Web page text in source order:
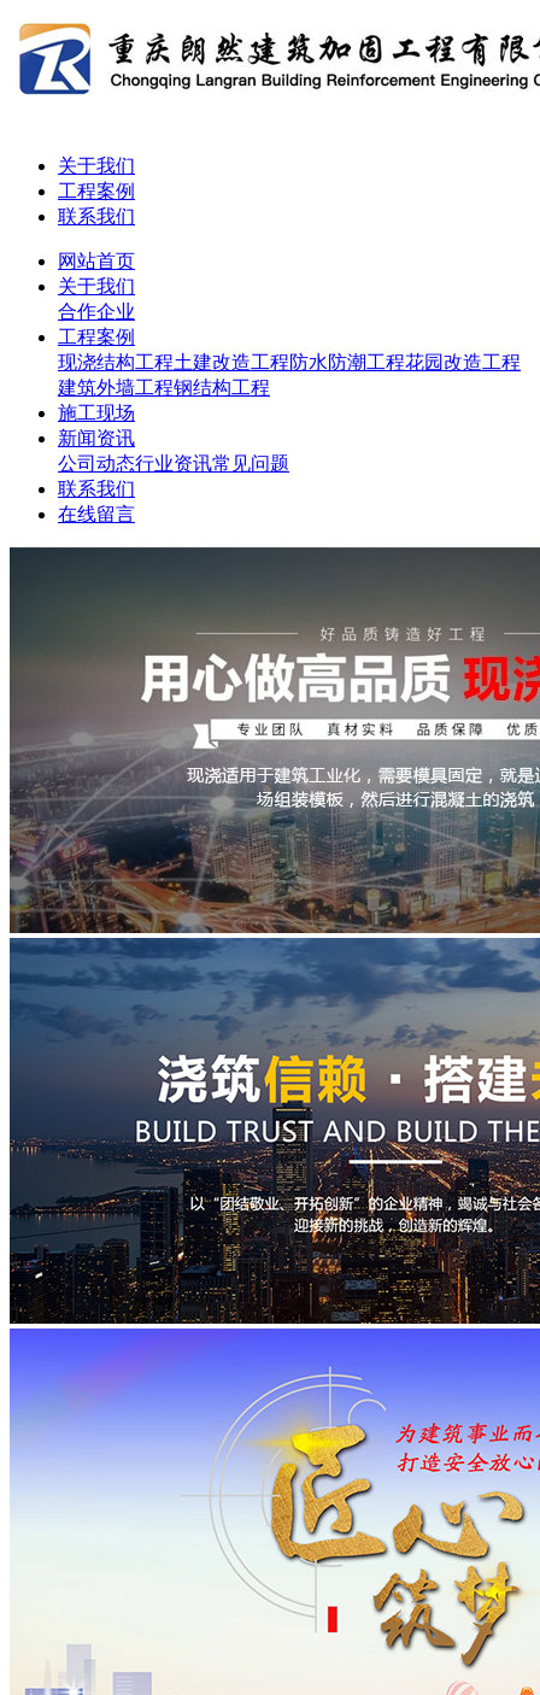
关于我们
工程案例
联系我们
网站首页
关于我们
合作企业
工程案例
现浇结构工程土建改造工程防水防潮工程花园改造工程
建筑外墙工程钢结构工程
施工现场
新闻资讯
公司动态行业资讯常见问题
联系我们
在线留言